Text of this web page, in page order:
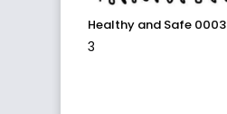
Healthy and Safe 0003
3